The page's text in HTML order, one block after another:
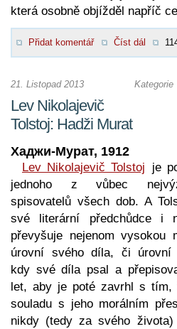
která osobně objížděl napříč
Přidat komentář Číst dál
Kategorie
21. Listopad 2013
Lev Nikolajevič
Tolstoj: Hadži Murat
Хаджи-Мурат, 1912
Lev Nikolajevič Tolstoj
je
jednoho z vůbec
spisovatelů všech dob. A
své literární předchůdce i
převyšuje nejenom vysokou
úrovní svého díla, či úrovní
kdy své díla psal a
let, aby je poté zavrhl s tím,
souladu s jeho morálním
nikdy (tedy za svého